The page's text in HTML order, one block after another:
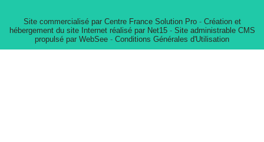
Site commercialisé par Centre France Solution Pro- Création et
hébergement du site Internet réalisé par Net15- Site administrable CMS
propulsé par WebSee - Conditions Générales d'Utilisation